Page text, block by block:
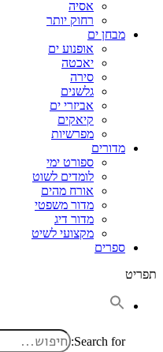
אסיה
רחוק יותר
מבחן ים
אופנוע ים
יאכטה
סירה
גלשנים
אביזרי ים
קיאקים
מפרשיות
מדורים
ספורט ימי
לומדים לשוט
אורח מהים
מדור משפטי
מדור דיג
מקצועי לשיט
ספרים
תפריט
Search for: